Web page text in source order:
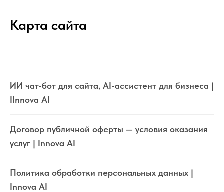
Карта сайта
ИИ чат-бот для сайта, AI-ассистент для бизнеса |
IInnova AI
Договор публичной оферты — условия оказания
услуг | Innova AI
Политика обработки персональных данных |
Innova AI